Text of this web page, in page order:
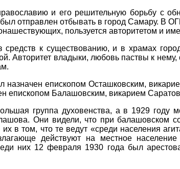
и его решительную борьбу с
отправлен отбывать в город Самару. В
пользуется авторитетом и
средств к существованию, и в храмах
Авторитет владыки, любовь паствы к
назначен епископом Осташковским,
епископом Балашовским, викарием
группа духовенства, а в 1929 году
Они видели, что при балашовском
в том, что те ведут «среди населения
действуют на местное
них 12 февраля 1930 года был